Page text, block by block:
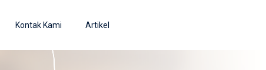
Kontak Kami Artikel